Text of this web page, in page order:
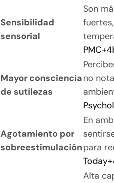
Sensibilidad
sensorial
Son
PMC+4
Mayor consciencia
de sutilezas
no
Agotamiento por
sobreestimulación
En
para
Today
Alta